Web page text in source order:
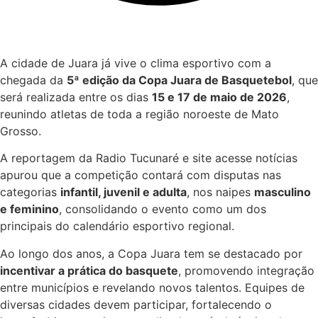
A cidade de Juara já vive o clima esportivo com a
chegada da 5ª edição da Copa Juara de Basquetebol, que
será realizada entre os dias 15 e 17 de maio de 2026,
reunindo atletas de toda a região noroeste de Mato
Grosso.
A reportagem da Radio Tucunaré e site acesse notícias
apurou que a competição contará com disputas nas
categorias infantil, juvenil e adulta, nos naipes masculino
e feminino, consolidando o evento como um dos
principais do calendário esportivo regional.
Ao longo dos anos, a Copa Juara tem se destacado por
incentivar a prática do basquete, promovendo integração
entre municípios e revelando novos talentos. Equipes de
diversas cidades devem participar, fortalecendo o